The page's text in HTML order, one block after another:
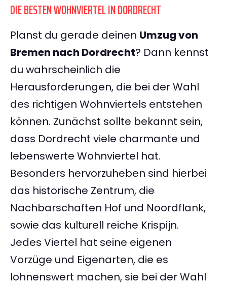
DIE BESTEN WOHNVIERTEL IN DORDRECHT
Planst du gerade deinen Umzug von
Bremen nach Dordrecht? Dann kennst
du wahrscheinlich die
Herausforderungen, die bei der Wahl
des richtigen Wohnviertels entstehen
können. Zunächst sollte bekannt sein,
dass Dordrecht viele charmante und
lebenswerte Wohnviertel hat.
Besonders hervorzuheben sind hierbei
das historische Zentrum, die
Nachbarschaften Hof und Noordflank,
sowie das kulturell reiche Krispijn.
Jedes Viertel hat seine eigenen
Vorzüge und Eigenarten, die es
lohnenswert machen, sie bei der Wahl